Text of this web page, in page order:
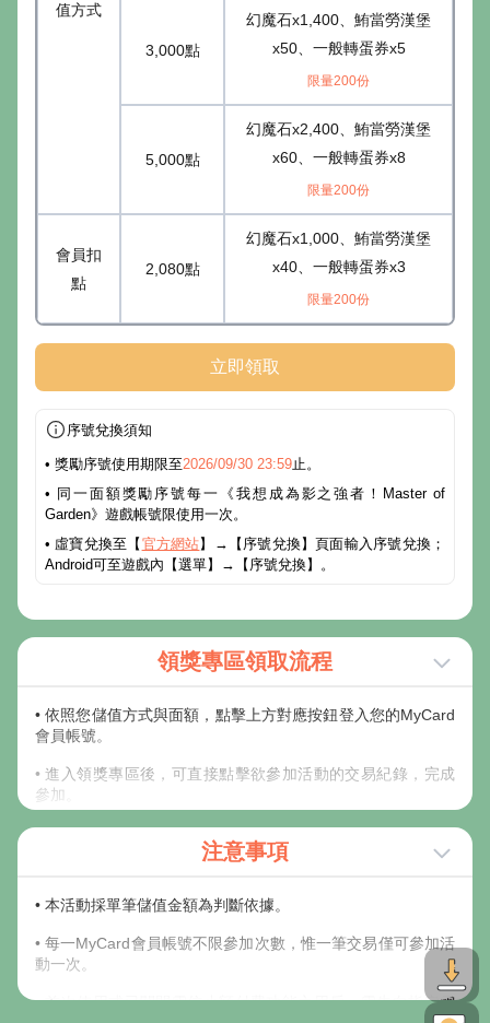
值方式
3,000點
幻魔石x1,400、鮪當勞漢堡
x50、一般轉蛋券x5
限量200份
5,000點
幻魔石x2,400、鮪當勞漢堡
x60、一般轉蛋券x8
限量200份
會員扣
點
2,080點
幻魔石x1,000、鮪當勞漢堡
x40、一般轉蛋券x3
限量200份
立即領取
序號兌換須知
• 獎勵序號使用期限至2026/09/30 23:59止。
• 同一面額獎勵序號每一《我想成為影之強者！Master of
Garden》遊戲帳號限使用一次。
• 虛寶兌換至【 官方網站】→【序號兌換】頁面輸入序號兌換；
Android可至遊戲內【選單】→【序號兌換】。
領獎專區領取流程
• 依照您儲值方式與面額，點擊上方對應按鈕登入您的MyCard
會員帳號。
• 進入領獎專區後，可直接點擊欲參加活動的交易紀錄，完成
參加。
• 若未有符合之儲值紀錄，請稍後或點擊更新；非儲值進
MyCard會員之交易，又未輸入會員專屬碼歸戶交易紀錄者，
• 請妥善保存可參與活動之卡號與密碼；若不慎遺失，視同放
棄此活動參加機會，MyCard客服中心恕不提供查詢卡號密碼
服務。
，查詢該筆訂
注意事項
• 本活動採單筆儲值金額為判斷依據。
• 每一MyCard會員帳號不限參加次數，惟一筆交易僅可參加活
動一次。
• 首次使用或已關閉電信小額付費功能之用戶，需先向指定電